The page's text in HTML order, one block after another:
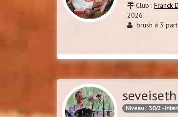
Club :Franck
2026
brush à 3
Niveau : 30/2 -